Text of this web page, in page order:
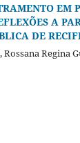
EM
A
DE
Regina